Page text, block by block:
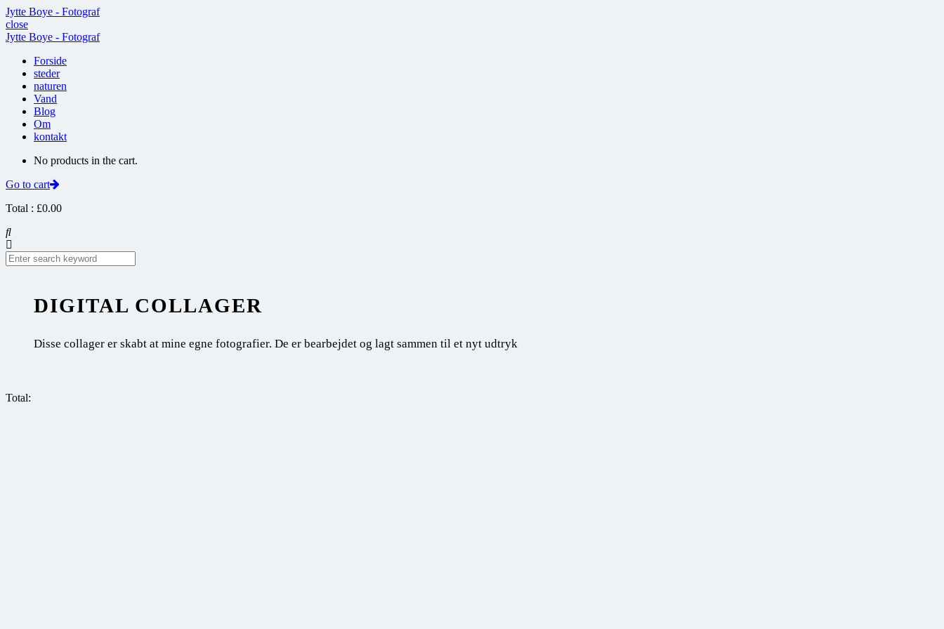
Jytte Boye - Fotograf
close
Jytte Boye - Fotograf
Forside
steder
naturen
Vand
Blog
Om
kontakt
No products in the cart.
Go to cart
Total : £0.00
DIGITAL COLLAGER
Disse collager er skabt at mine egne fotografier. De er bearbejdet og lagt sammen til et nyt udtryk
Total: